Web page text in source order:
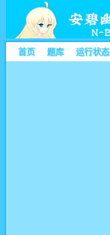
首页 题库 运行状态